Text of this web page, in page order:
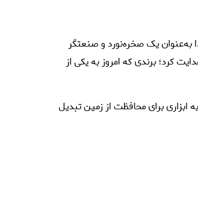
متولد شد، ابتدا به‌عنوان یک صخره‌نورد و صنعتگر
کرد؛ برندی که امروز به یکی از
ابزاری برای محافظت از زمین تبدیل